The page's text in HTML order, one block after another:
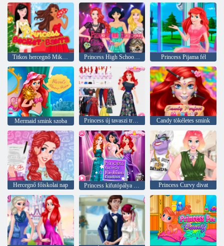
Princess High School Ismerkedés tippek Princess Pijama fél
Mermaid smink szoba Princess új tavaszi trendek Candy tökéletes smink
Hercegnő főiskolai nap Princess kifutópálya divatverseny Princess Curvy divat